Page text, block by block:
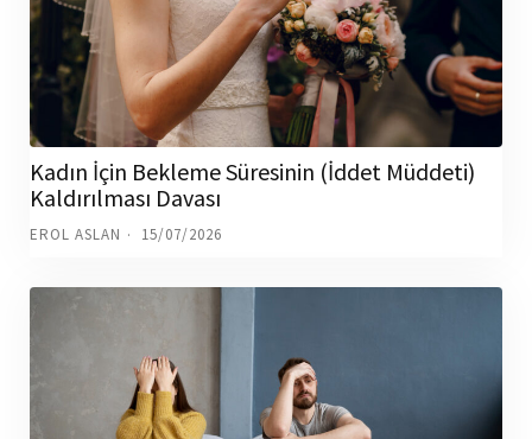
Kadın İçin Bekleme Süresinin (İddet Müddeti)
Kaldırılması Davası
EROL ASLAN 15/07/2026